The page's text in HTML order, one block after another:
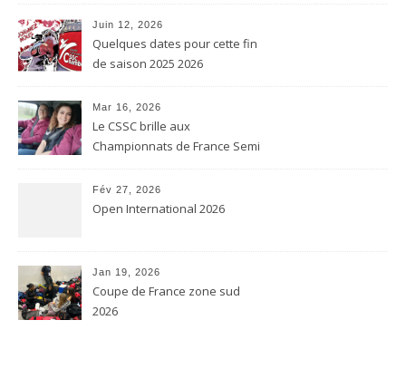
Juin 12, 2026
Quelques dates pour cette fin
de saison 2025 2026
Mar 16, 2026
Le CSSC brille aux
Championnats de France Semi
Fév 27, 2026
Open International 2026
Jan 19, 2026
Coupe de France zone sud
2026